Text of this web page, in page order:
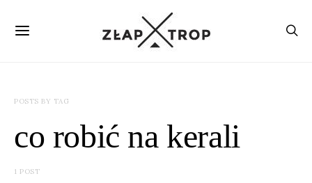
POSTS BY TAG
co robić na kerali
1 POST